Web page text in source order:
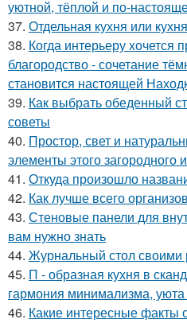
уютной, тёплой и по-
37. Отдельная кухня или
38. Когда интерьеру хочется
благородство - сочетание
становится настоящей
39. Как выбрать обеденный
советы
40. Простор, свет и
элементы этого загородного
41. Откуда произошло
42. Как лучше всего
43. Стеновые панели для
вам нужно знать
44. Журнальный стол своими
45. П - образная кухня в
гармония минимализма, уюта
46. Какие интересные факты